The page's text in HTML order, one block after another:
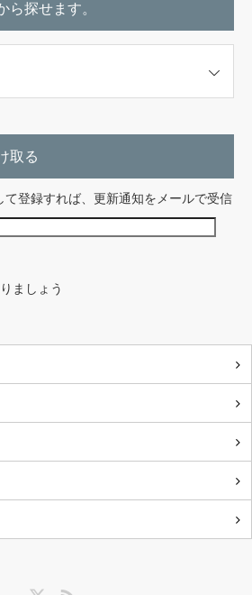
ら探せます。
取る
て登録すれば、更新通知をメールで受信
ましょう